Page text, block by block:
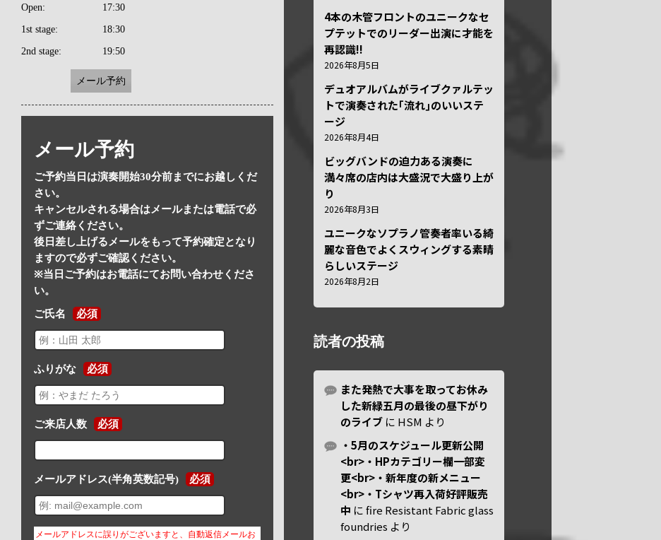
Open: 17:30
1st stage: 18:30
2nd stage: 19:50
メール予約
メール予約
ご予約当日は演奏開始30分前までにお越しくだ
さい。
キャンセルされる場合はメールまたは電話で必
ずご連絡ください。
後日差し上げるメールをもって予約確定となり
ますので必ずご確認ください。
※当日ご予約はお電話にてお問い合わせくださ
い。
ご氏名 必須
ふりがな 必須
ご来店人数 必須
メールアドレス(半角英数記号) 必須
メールアドレスに誤りがございますと、自動返信メールお
4本の木管フロントのユニークなセ
プテットでのリーダー出演に才能を
再認識!!
2026年8月5日
デュオアルバムがライブクァルテッ
トで演奏された｢流れ｣のいいステ
ージ
2026年8月4日
ビッグバンドの迫力ある演奏に
満々席の店内は大盛況で大盛り上が
り
2026年8月3日
ユニークなソプラノ管奏者率いる綺
麗な音色でよくスウィングする素晴
らしいステージ
2026年8月2日
読者の投稿
また発熱で大事を取ってお休み
した新緑五月の最後の昼下がり
のライブ に HSM より
・5月のスケジュール更新公開
<br>・HPカテゴリー欄一部変
更<br>・新年度の新メニュー
<br>・Tシャツ再入荷好評販売
中 にfire Resistant Fabric glass
foundries より